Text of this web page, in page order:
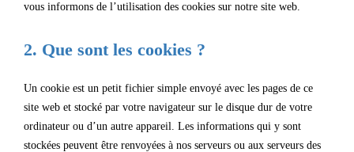
vous informons de l’utilisation des cookies sur notre site web.
2. Que sont les cookies ?
Un cookie est un petit fichier simple envoyé avec les pages de ce
site web et stocké par votre navigateur sur le disque dur de votre
ordinateur ou d’un autre appareil. Les informations qui y sont
stockées peuvent être renvoyées à nos serveurs ou aux serveurs des